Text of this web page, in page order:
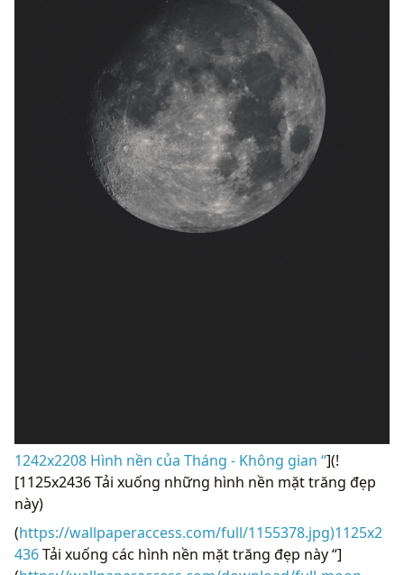
1242x2208 Hình nền của Tháng - Không gian “](!
[1125x2436 Tải xuống những hình nền mặt trăng đẹp
này)
(https://wallpaperaccess.com/full/1155378.jpg)1125x2
436Tải xuống các hình nền mặt trăng đẹp này “]